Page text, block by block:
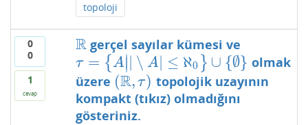
topoloji
0
0
1
cevap
R
R gerçel sayılar kümesi ve
τ = { A∣| ∖ A| ≤ ℵ0 } ∪ {∅}
τ= {A ||∖A ≤ ℵ0 ∪{∅}
olmak
üzere (R, τ)
(R,τ)
topolojik uzayının
kompakt (tıkız) olmadığını
gösteriniz.